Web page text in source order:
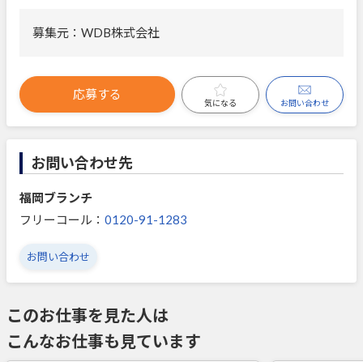
募集元：WDB株式会社
応募する
気になる お問い合わせ
お問い合わせ先
福岡ブランチ
フリーコール： 0120-91-1283
お問い合わせ
このお仕事を見た人は
こんなお仕事も見ています